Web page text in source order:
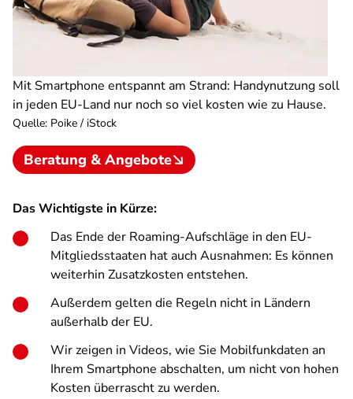
Mit Smartphone entspannt am Strand: Handynutzung soll
in jeden EU-Land nur noch so viel kosten wie zu Hause.
Quelle: Poike / iStock
Beratung & Angebote
Das Wichtigste in Kürze:
Das Ende der Roaming-Aufschläge in den EU-
Mitgliedsstaaten hat auch Ausnahmen: Es können
weiterhin Zusatzkosten entstehen.
Außerdem gelten die Regeln nicht in Ländern
außerhalb der EU.
Wir zeigen in Videos, wie Sie Mobilfunkdaten an
Ihrem Smartphone abschalten, um nicht von hohen
Kosten überrascht zu werden.